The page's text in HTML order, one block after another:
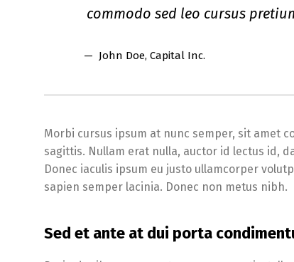
commodo sed leo cursus
John Doe, Capital Inc.
Morbi cursus ipsum at nunc semper, sit amet
sagittis. Nullam erat nulla, auctor id lectus id,
Donec iaculis ipsum eu justo ullamcorper
sapien semper lacinia. Donec non metus nibh.
Sed et ante at dui porta